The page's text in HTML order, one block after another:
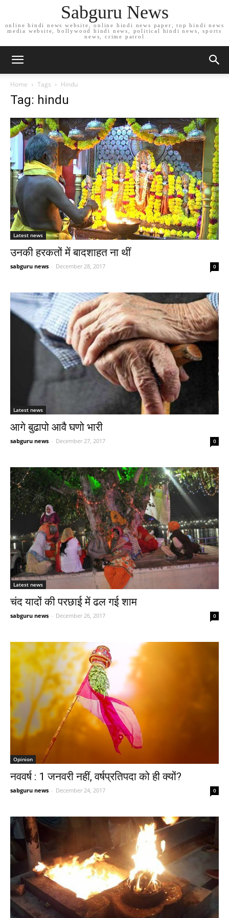
Sabguru News
online hindi news website, online hindi news paper, top hindi news
media website, bollywood hindi news, political hindi news, sports
news, crime patrol
Home Tags Hindu
Tag: hindu
Latest news
उनकी हरकतों में बादशाहत ना थीं
sabguru news - December 28, 2017 0
Latest news
आगे बुढापो आवै घणो भारी
sabguru news - December 27, 2017 0
Latest news
चंद यादों की परछाई में ढल गई शाम
sabguru news - December 26, 2017 0
Opinion
नववर्ष : 1 जनवरी नहीं, वर्षप्रतिपदा को ही क्यों?
sabguru news - December 24, 2017 0